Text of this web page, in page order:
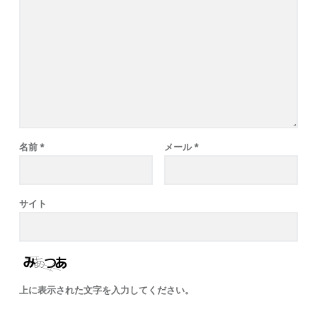
名前 * メール *
サイト
上に表示された文字を入力してください。